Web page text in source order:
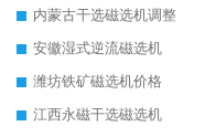
内蒙古干选磁选机调整
安徽湿式逆流磁选机
潍坊铁矿磁选机价格
江西永磁干选磁选机